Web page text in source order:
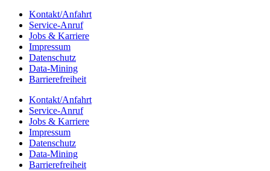
Kontakt/​​Anfahrt
Service-Anruf
Jobs & Karriere
Impres­sum
Daten­schutz
Data-Mining
Barrie­re­frei­heit
Kontakt/​​Anfahrt
Service-Anruf
Jobs & Karriere
Impres­sum
Daten­schutz
Data-Mining
Barrie­re­frei­heit